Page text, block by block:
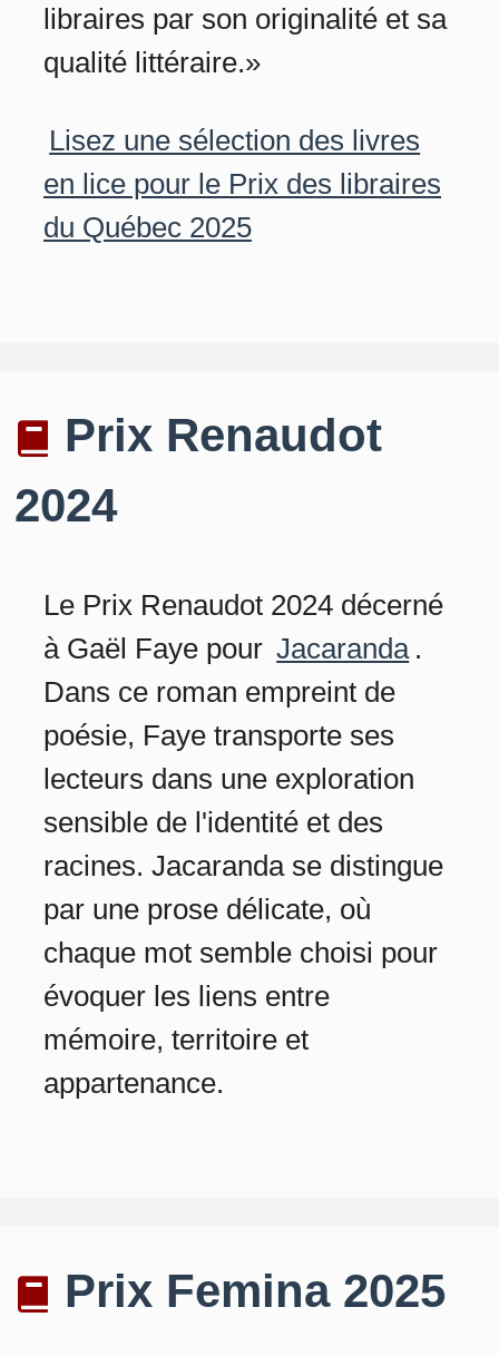
libraires par son originalité et sa
qualité littéraire.»
Lisez une sélection des livres
en lice pour le Prix des libraires
du Québec 2025
Prix Renaudot
2024
Le Prix Renaudot 2024 décerné
à Gaël Faye pour Jacaranda .
Dans ce roman empreint de
poésie, Faye transporte ses
lecteurs dans une exploration
sensible de l'identité et des
racines. Jacaranda se distingue
par une prose délicate, où
chaque mot semble choisi pour
évoquer les liens entre
mémoire, territoire et
appartenance.
Prix Femina 2025